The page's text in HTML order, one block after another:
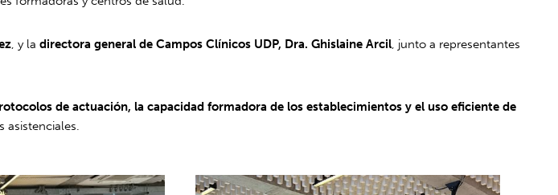
, y ladirectora general de Campos Clínicos UDP, Dra. Ghislaine Arcil, junto a representantes
de actuación, la capacidad formadora de los establecimientos y el uso eficiente de
asistenciales.